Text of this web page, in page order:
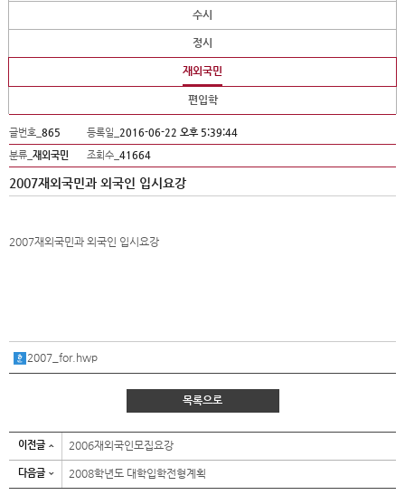
수시
정시
재외국민
편입학
글번호_ 865 등록일_ 2016-06-22 오후 5:39:44
분류_ 재외국민 조회수_ 41664
2007재외국민과 외국인 입시요강
2007재외국민과 외국인 입시요강
2007_for.hwp
목록으로
이전글 2006재외국인모집요강
다음글 2008학년도 대학입학전형계획